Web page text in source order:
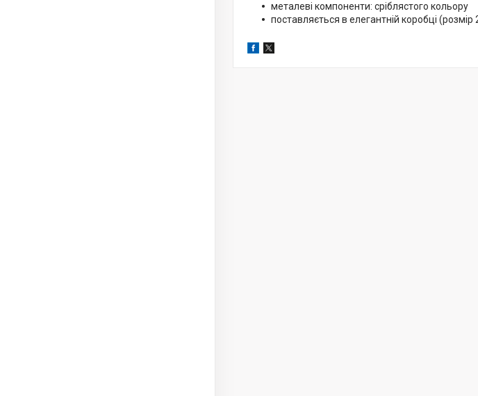
металеві компоненти: сріблястого кольору
поставляється в елегантній коробці (розмір